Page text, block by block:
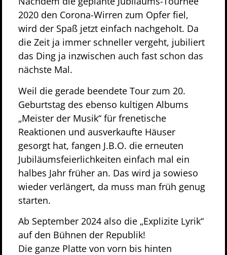
2020 den Corona-Wirren zum Opfer fiel,
wird der Spaß jetzt einfach nachgeholt. Da
die Zeit ja immer schneller vergeht, jubiliert
das Ding ja inzwischen auch fast schon das
nächste Mal.
Weil die gerade beendete Tour zum 20.
Geburtstag des ebenso kultigen Albums
„Meister der Musik“ für frenetische
Reaktionen und ausverkaufte Häuser
gesorgt hat, fangen J.B.O. die erneuten
Jubiläumsfeierlichkeiten einfach mal ein
halbes Jahr früher an. Das wird ja sowieso
wieder verlängert, da muss man früh genug
starten.
Ab September 2024 also die „Explizite Lyrik“
auf den Bühnen der Republik!
Die ganze Platte von vorn bis hinten